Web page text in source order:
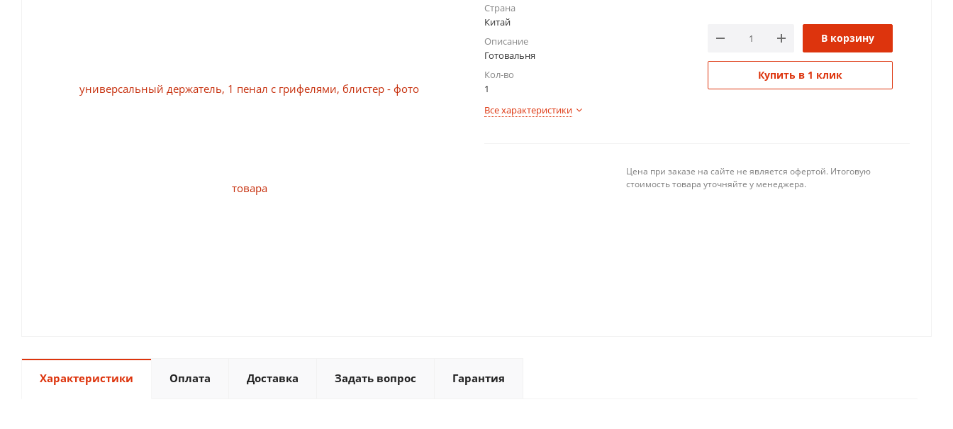
Страна
Китай
Описание
Готовальня
Кол-во
1
Все характеристики
В корзину
Купить в 1 клик
Цена при заказе на сайте не является офертой. Итоговую
стоимость товара уточняйте у менеджера.
Характеристики Оплата Доставка Задать вопрос Гарантия